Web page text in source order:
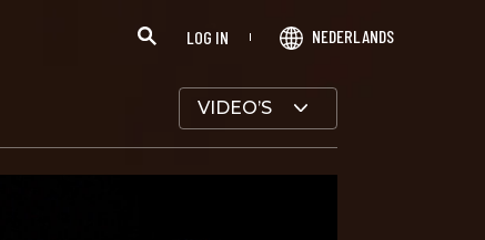
LOG IN NEDERLANDS
VIDEO’S